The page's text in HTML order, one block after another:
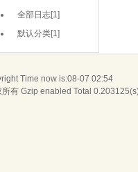
全部日志[1]
默认分类[1]
Time now is:08-07 02:54
所有 Gzip enabled Total